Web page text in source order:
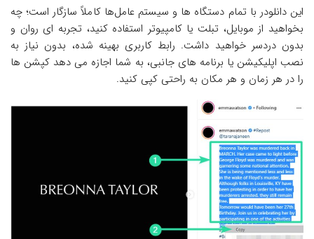
این دانلودر با تمام دستگاه ‌ها و سیستم‌ عامل‌ها کاملاً سازگار است؛ چه
بخواهید از موبایل، تبلت یا کامپیوتر استفاده کنید، تجربه ‌ای روان و
بدون دردسر خواهید داشت. رابط کاربری بهینه شده، بدون نیاز به
نصب اپلیکیشن یا برنامه‌ های جانبی، به شما اجازه می‌ دهد کپشن ‌ها
را در هر زمان و هر مکان به راحتی کپی کنید.